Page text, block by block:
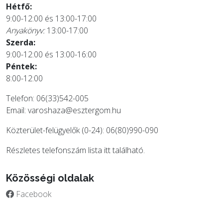
Hétfő:
9:00-12:00 és 13:00-17:00
Anyakönyv:13:00-17:00
Szerda:
9:00-12:00 és 13:00-16:00
Péntek:
8:00-12:00
Telefon: 06(33)542-005
Email: varoshaza@esztergom.hu
Közterület-felügyelők (0-24): 06(80)990-090
Részletes telefonszám lista itttalálható.
Közösségi oldalak
Facebook